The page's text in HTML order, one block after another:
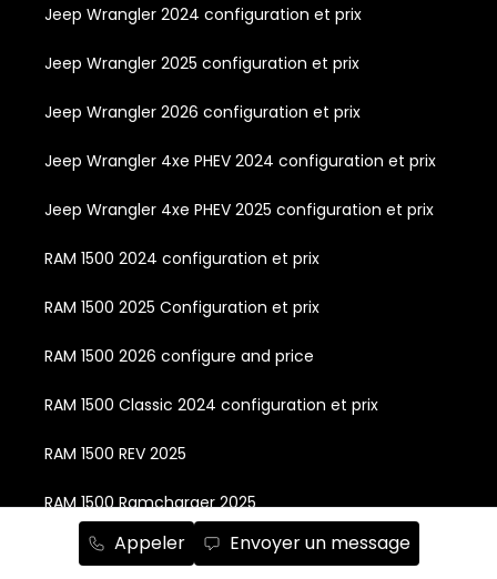
Appeler Envoyer un message
Jeep Wrangler 2024 configuration et prix
Jeep Wrangler 2025 configuration et prix
Jeep Wrangler 2026 configuration et prix
Jeep Wrangler 4xe PHEV 2024 configuration et prix
Jeep Wrangler 4xe PHEV 2025 configuration et prix
RAM 1500 2024 configuration et prix
RAM 1500 2025 Configuration et prix
RAM 1500 2026 configure and price
RAM 1500 Classic 2024 configuration et prix
RAM 1500 REV 2025
RAM 1500 Ramcharger 2025
RAM 2500 2024 configuration et prix